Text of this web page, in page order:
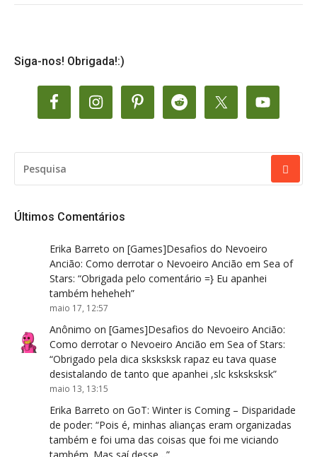
Siga-nos! Obrigada!:)
POR:
Últimos Comentários
Erika Barreto on [Games]Desafios do Nevoeiro
Ancião: Como derrotar o Nevoeiro Ancião em Sea of
Stars: “Obrigada pelo comentário =} Eu apanhei
também heheheh”
maio 17, 12:57
Anônimo on [Games]Desafios do Nevoeiro Ancião:
Como derrotar o Nevoeiro Ancião em Sea of Stars:
“Obrigado pela dica sksksksk rapaz eu tava quase
desistalando de tanto que apanhei ,slc ksksksksk”
maio 13, 13:15
Erika Barreto on GoT: Winter is Coming – Disparidade
de poder: “Pois é, minhas alianças eram organizadas
também e foi uma das coisas que foi me viciando
também. Mas saí desse…”